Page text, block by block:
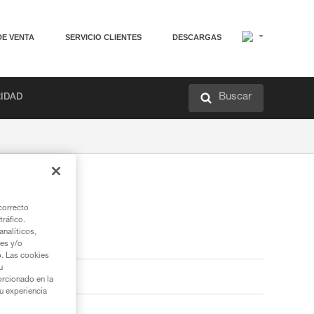
VENTA SERVICIO CLIENTES DESCARGAS
Buscar
y/o
Las cookies
en la
experiencia